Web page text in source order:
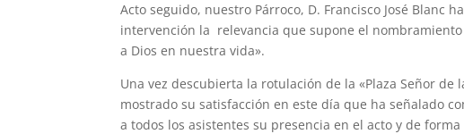
Acto seguido, nuestro Párroco, D. Francisco José Blanc
intervención la relevancia que supone el
a Dios en nuestra vida».
Una vez descubierta la rotulación de la «Plaza Señor de
mostrado su satisfacción en este día que ha señalado
a todos los asistentes su presencia en el acto y de